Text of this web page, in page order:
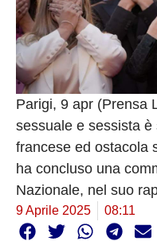
Parigi, 9 apr (Prensa
sessuale e sessista
francese ed ostacola
ha concluso una
Nazionale, nel suo
9 Aprile 2025 08:11